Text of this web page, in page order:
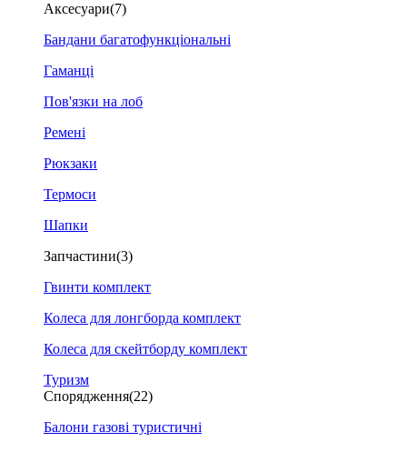
Аксесуари(7)
Бандани багатофункціональні
Гаманці
Пов'язки на лоб
Ремені
Рюкзаки
Термоси
Шапки
Запчастини(3)
Гвинти комплект
Колеса для лонгборда комплект
Колеса для скейтборду комплект
Туризм
Спорядження(22)
Балони газові туристичні